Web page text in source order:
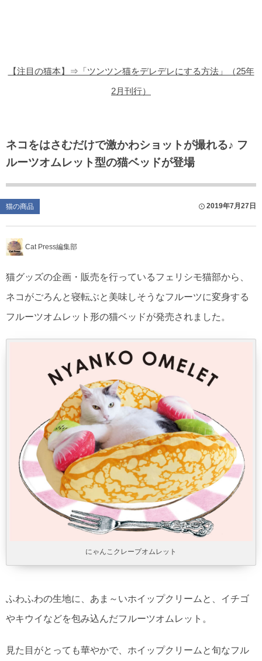
【注目の猫本】⇒「ツンツン猫をデレデレにする方法」（25年
2月刊行）
ネコをはさむだけで激かわショットが撮れる♪ フ
ルーツオムレット型の猫ベッドが登場
猫の商品 2019年7月27日
Cat Press編集部
猫グッズの企画・販売を行っているフェリシモ猫部から、
ネコがごろんと寝転ぶと美味しそうなフルーツに変身する
フルーツオムレット形の猫ベッドが発売されました。
にゃんこクレープオムレット
ふわふわの生地に、あま～いホイップクリームと、イチゴ
やキウイなどを包み込んだフルーツオムレット。
見た目がとっても華やかで、ホイップクリームと旬なフル
猫のゲーム・アプリ
猫のフリー写真素材